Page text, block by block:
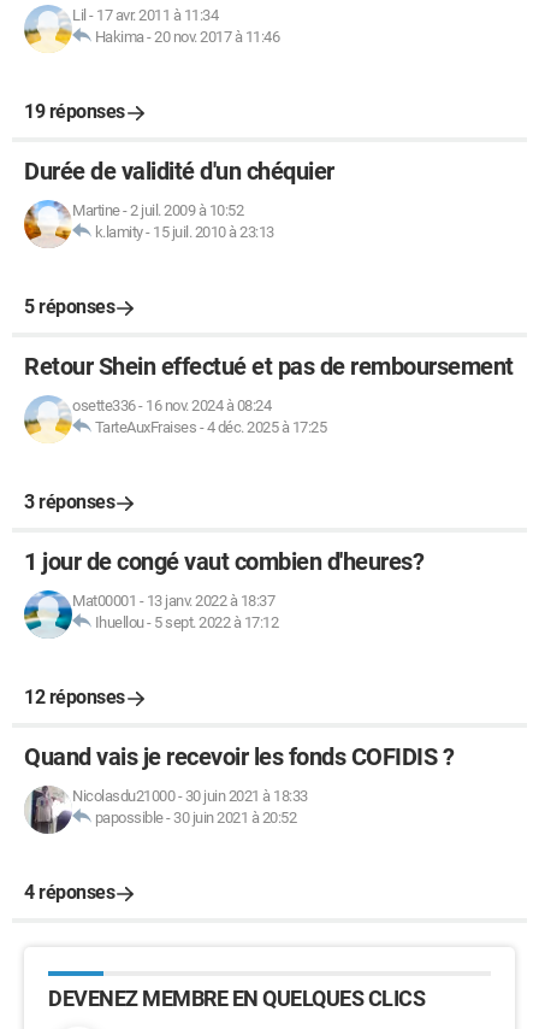
Lil - 17 avr. 2011 à 11:34
Hakima-20 nov. 2017 à 11:46
19 réponses
Durée de validité d'un chéquier
Martine-2 juil. 2009 à 10:52
k.lamity- 15 juil. 2010 à 23:13
5 réponses
Retour Shein effectué et pas de remboursement
osette336- 16 nov. 2024 à 08:24
TarteAuxFraises -4 déc. 2025 à 17:25
3 réponses
1 jour de congé vaut combien d'heures?
Mat00001 - 13 janv. 2022 à 18:37
Ihuellou- 5 sept. 2022 à 17:12
12 réponses
Quand vais je recevoir les fonds COFIDIS ?
Nicolasdu21000- 30 juin 2021 à 18:33
papossible- 30 juin 2021 à 20:52
4 réponses
DEVENEZ MEMBRE EN QUELQUES CLICS